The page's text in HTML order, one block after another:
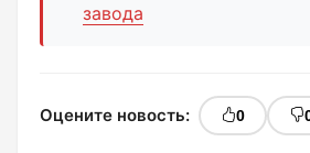
завода
Оцените новость: 0